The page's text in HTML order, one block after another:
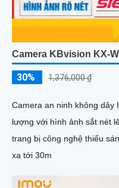
Camera KBvision KX-
30% 1,376,000 ₫
Camera an ninh không dây
lượng với hình ảnh sắt nét lên đến 4.0
trang bị công nghệ thiếu
xa tới 30m